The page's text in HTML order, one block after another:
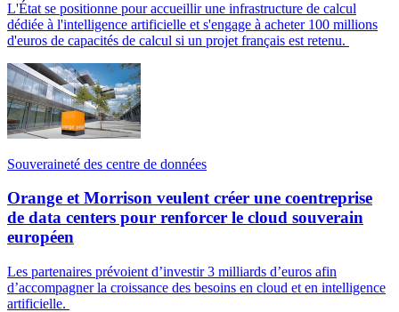
L'État se positionne pour accueillir une infrastructure de calcul
dédiée à l'intelligence artificielle et s'engage à acheter 100 millions
d'euros de capacités de calcul si un projet français est retenu.
Souveraineté des centre de données
Orange et Morrison veulent créer une coentreprise
de data centers pour renforcer le cloud souverain
européen
Les partenaires prévoient d’investir 3 milliards d’euros afin
d’accompagner la croissance des besoins en cloud et en intelligence
artificielle.